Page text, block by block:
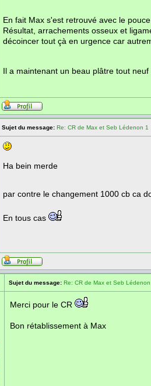
En fait Max s'est retrouvé avec le
Résultat, arrachements osseux et
décoincer tout çà en urgence car
Il a maintenant un beau plâtre tout neuf
Sujet du message: Re: CR de Max et Seb Lédenon 1
Ha bein merde
par contre le changement 1000 cb ca
En tous cas
Sujet du message: Re: CR de Max et Seb Lédenon
Merci pour le CR
Bon rétablissement à Max